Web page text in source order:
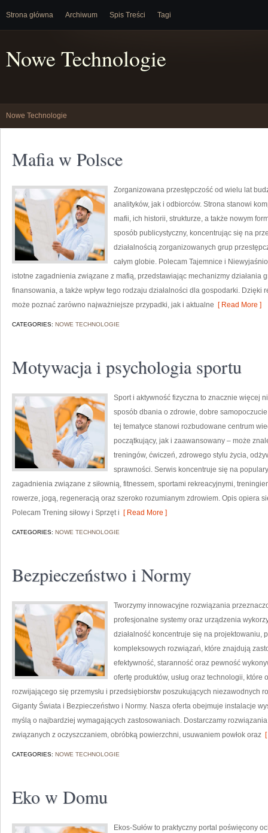
Strona główna Archiwum Spis Treści Tagi
Nowe Technologie
Nowe Technologie
Mafia w Polsce
Zorganizowana przestępczość od wielu lat
analityków, jak i odbiorców. Strona stanowi
mafii, ich historii, strukturze, a także nowym
sposób publicystyczny, koncentrując się na
działalnością zorganizowanych grup
całym globie. Polecam Tajemnice i
istotne zagadnienia związane z mafią, przedstawiając mechanizmy działania
finansowania, a także wpływ tego rodzaju działalności dla gospodarki. Dzięki
może poznać zarówno najważniejsze przypadki, jak i aktualne [ Read More ]
CATEGORIES: NOWE TECHNOLOGIE
Motywacja i psychologia sportu
Sport i aktywność fizyczna to znacznie więcej
sposób dbania o zdrowie, dobre
tej tematyce stanowi rozbudowane centrum
początkujący, jak i zaawansowany – może
treningów, ćwiczeń, zdrowego stylu życia,
sprawności. Serwis koncentruje się na
zagadnienia związane z siłownią, fitnessem, sportami rekreacyjnymi,
rowerze, jogą, regeneracją oraz szeroko rozumianym zdrowiem. Opis opiera
Polecam Trening siłowy i Sprzęt i [ Read More ]
CATEGORIES: NOWE TECHNOLOGIE
Bezpieczeństwo i Normy
Tworzymy innowacyjne rozwiązania
profesjonalne systemy oraz urządzenia
działalność koncentruje się na projektowaniu,
kompleksowych rozwiązań, które znajdują
efektywność, staranność oraz pewność
ofertę produktów, usług oraz technologii,
rozwijającego się przemysłu i przedsiębiorstw poszukujących niezawodnych
Giganty Świata i Bezpieczeństwo i Normy. Nasza oferta obejmuje instalacje
myślą o najbardziej wymagających zastosowaniach. Dostarczamy
związanych z oczyszczaniem, obróbką powierzchni, usuwaniem powłok oraz
CATEGORIES: NOWE TECHNOLOGIE
Eko w Domu
Ekos-Sułów to praktyczny portal poświęcony